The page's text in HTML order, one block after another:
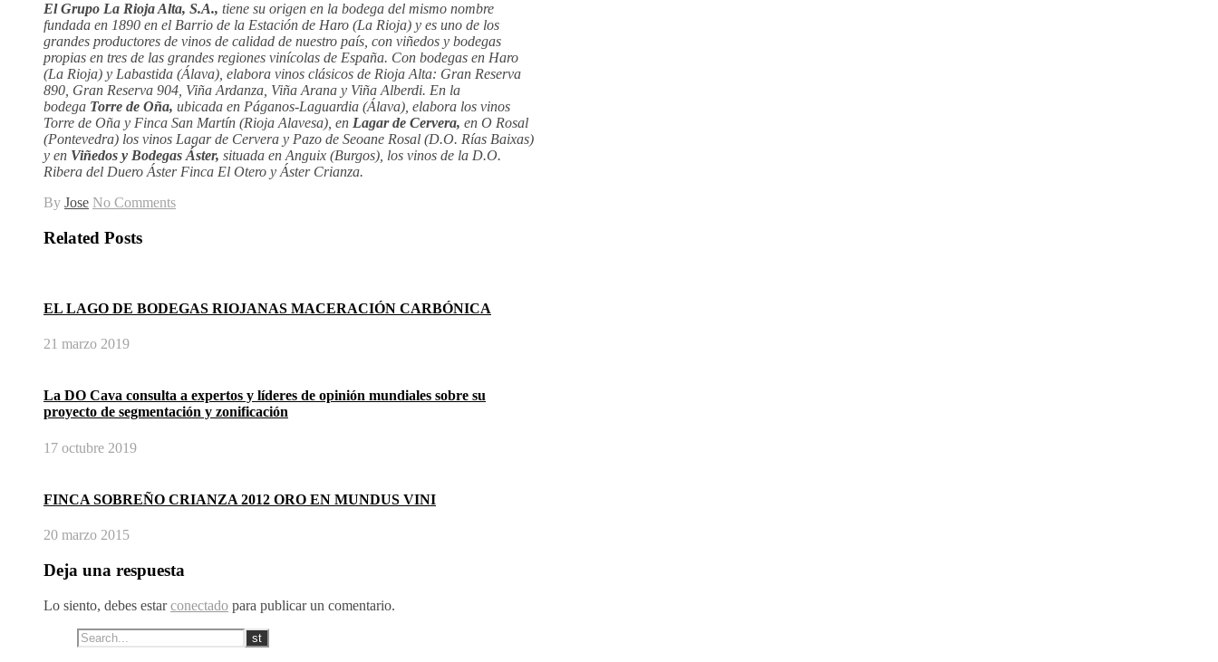
El Grupo La Rioja Alta, S.A., tiene su origen en la bodega del mismo nombre
fundada en 1890 en el Barrio de la Estación de Haro (La Rioja) y es uno de los
grandes productores de vinos de calidad de nuestro país, con viñedos y bodegas
propias en tres de las grandes regiones vinícolas de España. Con bodegas en Haro
(La Rioja) y Labastida (Álava), elabora vinos clásicos de Rioja Alta: Gran Reserva
890, Gran Reserva 904, Viña Ardanza, Viña Arana y Viña Alberdi. En la
bodega Torre de Oña, ubicada en Páganos-Laguardia (Álava), elabora los vinos
Torre de Oña y Finca San Martín (Rioja Alavesa), en Lagar de Cervera, en O Rosal
(Pontevedra) los vinos Lagar de Cervera y Pazo de Seoane Rosal (D.O. Rías Baixas)
y en Viñedos y Bodegas Áster, situada en Anguix (Burgos), los vinos de la D.O.
Ribera del Duero Áster Finca El Otero y Áster Crianza.
By Jose No Comments
Related Posts
EL LAGO DE BODEGAS RIOJANAS MACERACIÓN CARBÓNICA
21 marzo 2019
La DO Cava consulta a expertos y líderes de opinión mundiales sobre su
proyecto de segmentación y zonificación
17 octubre 2019
FINCA SOBREÑO CRIANZA 2012 ORO EN MUNDUS VINI
20 marzo 2015
Deja una respuesta
Lo siento, debes estarconectado para publicar un comentario.